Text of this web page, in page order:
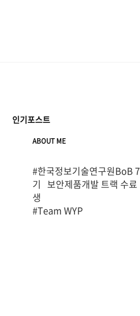
인기포스트
ABOUT ME
#한국정보기술연구원BoB 7
기   보안제품개발 트랙 수료
생
#Team WYP